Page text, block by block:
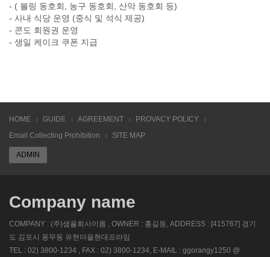
- ( 볼링 동호회, 농구 동호회, 산악 동호회 등)
- 사내 식당 운영 (중식 및 석식 제공)
- 콘도 회원권 운영
- 생일 케이크 쿠폰 지급
HOME GUIDE AGREEMENT
PROVACY POLICY
Email Collecting Prohibition
SITE MAP
ADMIN
Company name
COMPANY : (주)샘플회사이름 , OWNER : 홍길동, ADDRESS : [415767] 경기
도 김포시 풍무동 유현마을현대프라임
TEL : 02) 3800-1234 , FAX : 02) 3800-1234, E-MAIL : ggorangy1250 @